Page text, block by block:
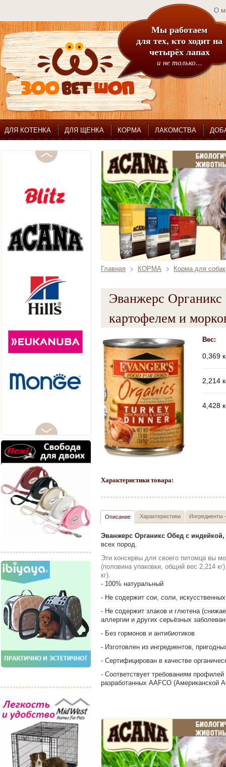
О
Мы работаем
для тех, кто ходит на
четырёх лапах
и не только…
ДЛЯ КОТЕНКА ДЛЯ ЩЕНКА КОРМА ЛАКОМСТВА
Главная КОРМА Корма для собак
Эванжерс
картофелем и
Вес:
0,369
2,214
4,428
Характеристики товара:
Описание Характеристики Ингредиенты
Эванжерс Органикс Обед с
всех пород.
Эти консервы для своего питомца вы
(половина упаковки, общий вес 2,214
кг).
- 100% натуральный
- Не содержит сои, соли,
- Не содержит злаков и глютена
аллергии и других серьёзных
- Без гормонов и антибиотиков
- Изготовлен из ингредиентов,
- Сертифицирован в качестве
- Cоответствует требованиям
разработанных AAFCO (Американской